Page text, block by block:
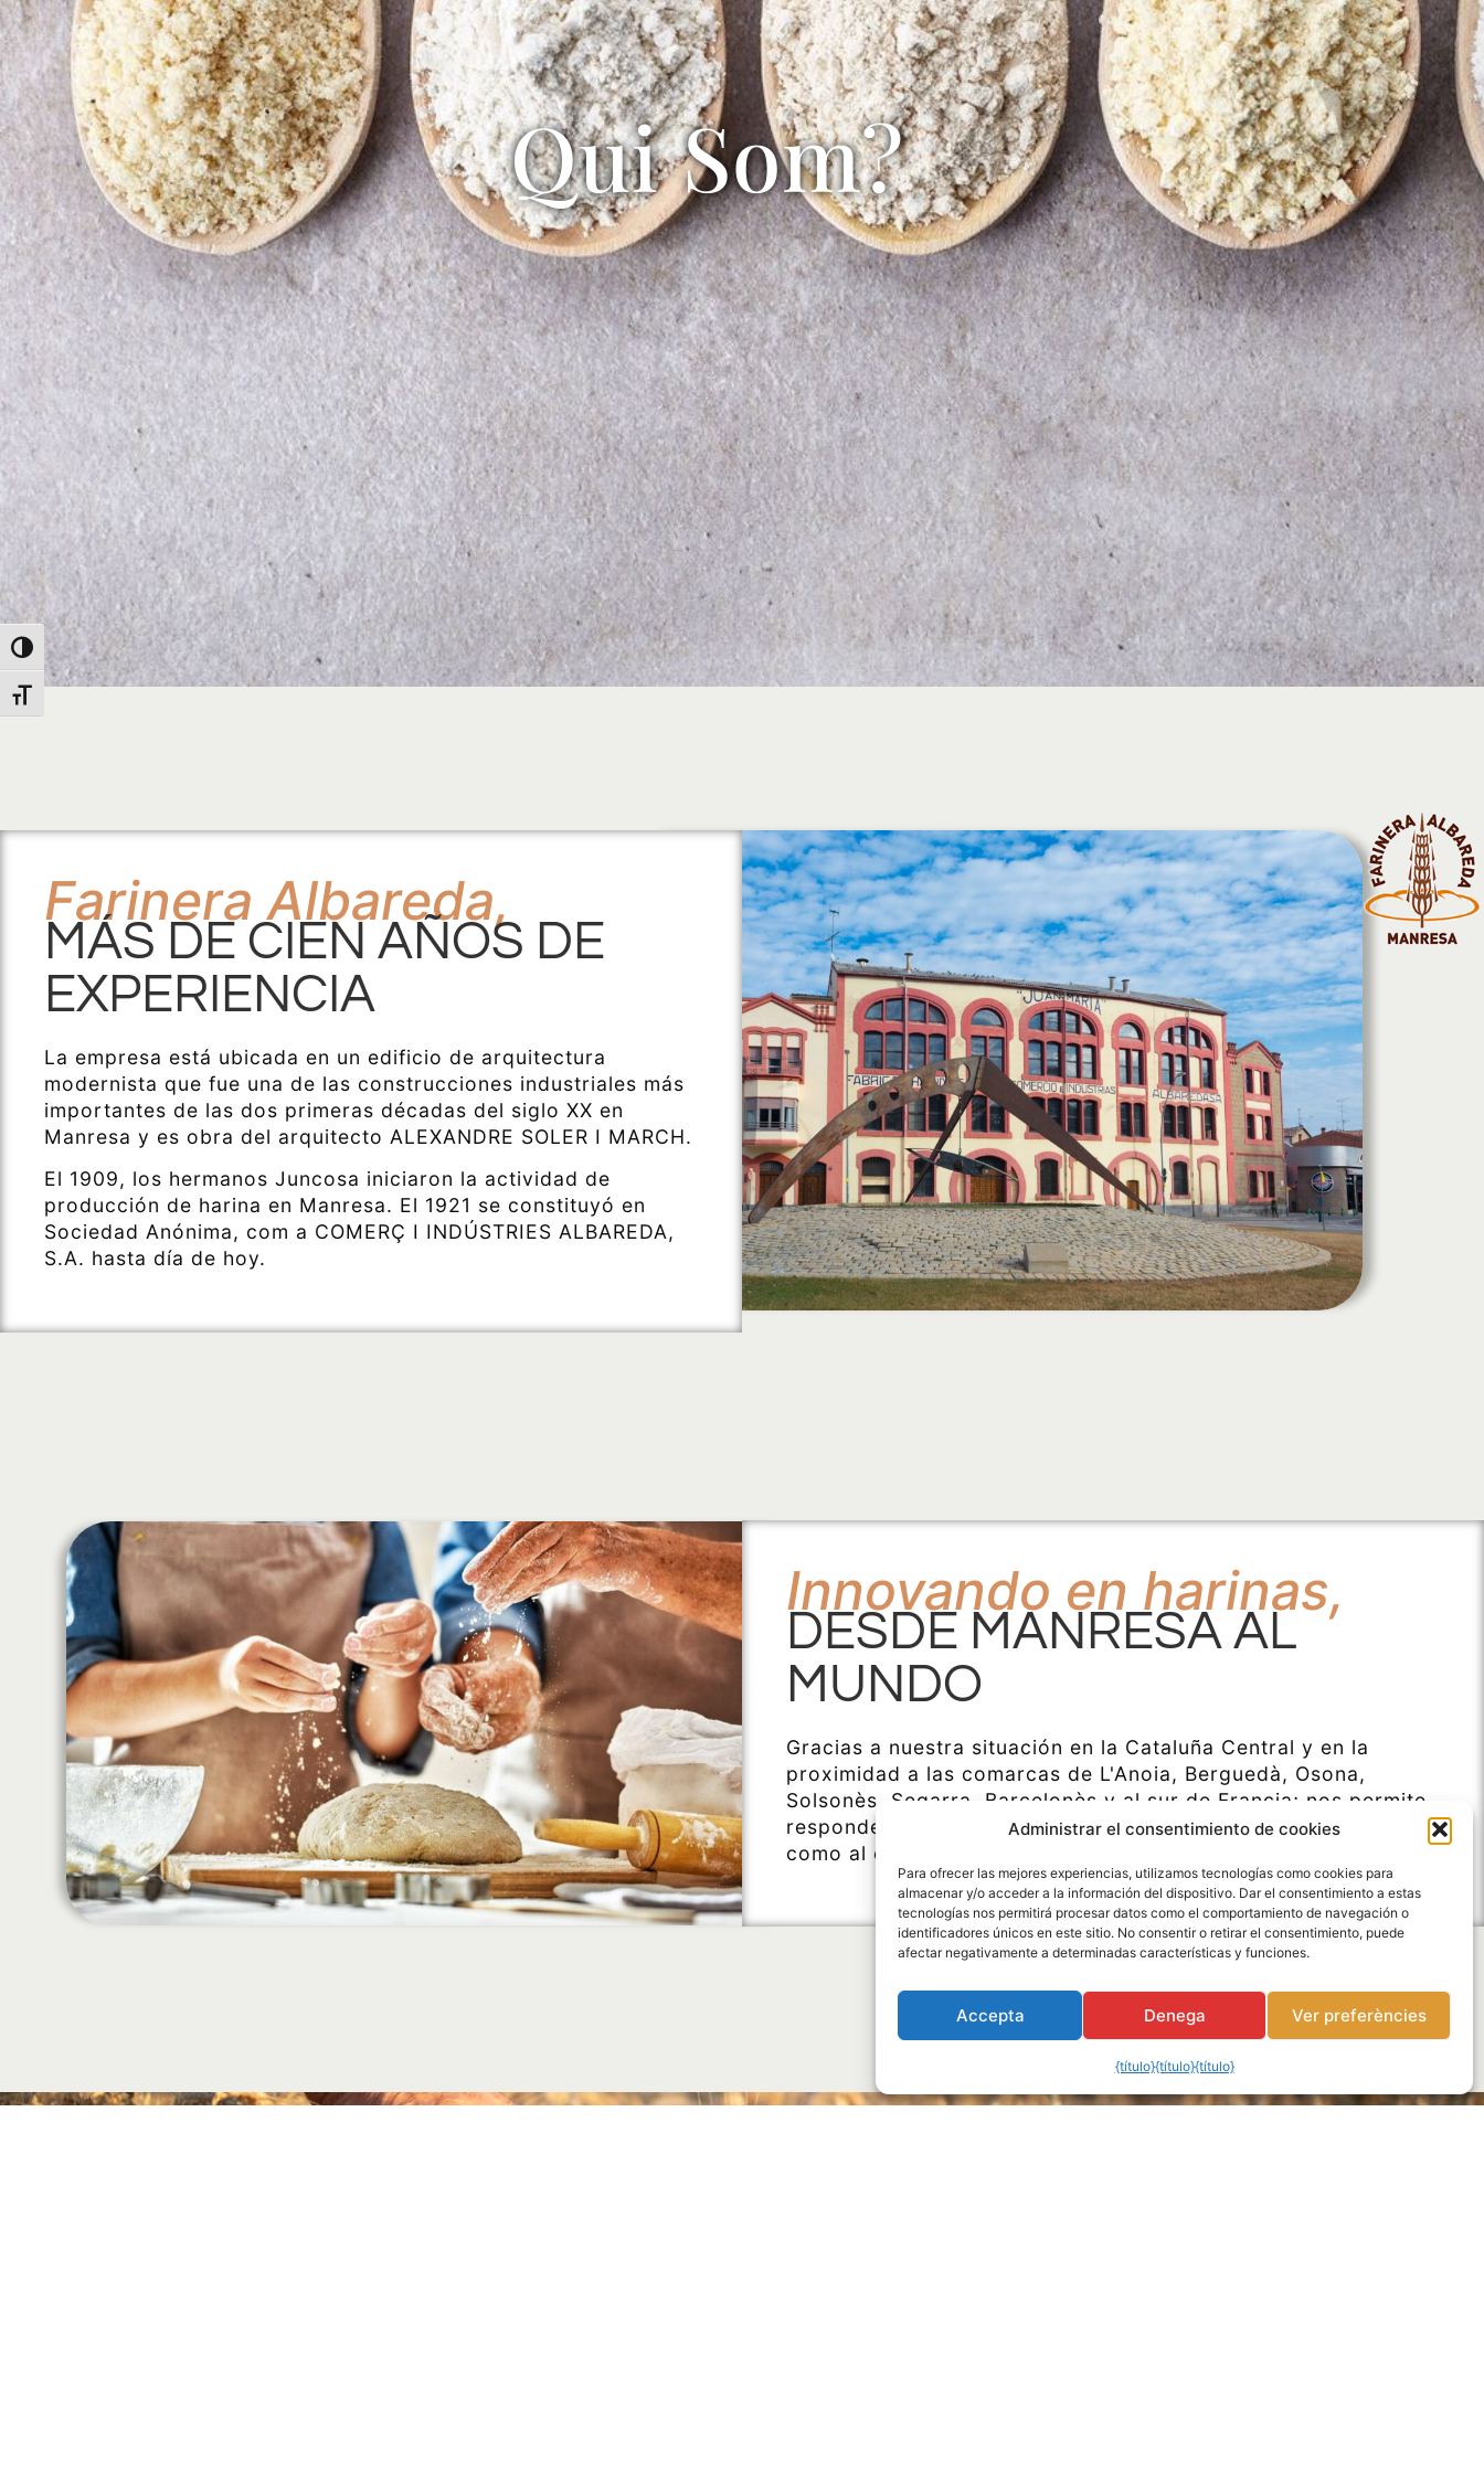
Administrar el consentimiento de cookies
Para ofrecer las mejores experiencias, utilizamos tecnologías como cookies para
almacenar y/o acceder a la información del dispositivo. Dar el consentimiento a estas
tecnologías nos permitirá procesar datos como el comportamiento de navegación o
identificadores únicos en este sitio. No consentir o retirar el consentimiento, puede
afectar negativamente a determinadas características y funciones.
Accepta Denega Ver preferències
{título}{título}{título}
Alternar alto contraste
Alternar tamaño de letra
Qui Som?
Farinera Albareda,
MÁS DE CIEN AÑOS DE
EXPERIENCIA
La empresa está ubicada en un edificio de arquitectura
modernista que fue una de las construcciones industriales más
importantes de las dos primeras décadas del siglo XX en
Manresa y es obra del arquitecto ALEXANDRE SOLER I MARCH.
El 1909, los hermanos Juncosa iniciaron la actividad de
producción de harina en Manresa. El 1921 se constituyó en
Sociedad Anónima, com a COMERÇ I INDÚSTRIES ALBAREDA,
S.A. hasta día de hoy.
Innovando en harinas,
DESDE MANRESA AL
MUNDO
Gracias a nuestra situación en la Cataluña Central y en la
proximidad a las comarcas de L'Anoia, Berguedà, Osona,
Solsonès, Segarra, Barcelonès y al sur de Francia; nos permite
responder a las exigencias y demandas de toda Cataluña, así
como al consumo del mercado español y del sur de Francia.